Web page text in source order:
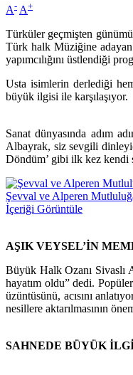
A- A+
Türküler geçmişten
Türk halk Müziğine adayan
yapımcılığını üstlendiği
Usta isimlerin derlediği
büyük ilgisi ile karşılaşıyor.
Sanat dünyasında adım
Albayrak, siz sevgili
Döndüm’ gibi ilk kez kendi
Şevval ve Alperen
İçeriği Görüntüle
AŞIK VEYSEL’İN
Büyük Halk Ozanı Sivaslı
hayatım oldu” dedi.
üzüntüsünü, acısını
nesillere aktarılmasının
SAHNEDE BÜYÜK